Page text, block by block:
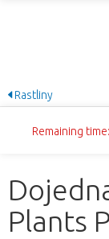
Rastliny
Remaining
Plants